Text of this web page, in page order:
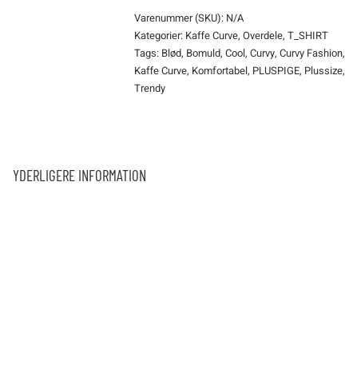
Varenummer (SKU): N/A
Kategorier: Kaffe Curve, Overdele, T_SHIRT
Tags: Blød, Bomuld, Cool, Curvy, Curvy Fashion,
Kaffe Curve, Komfortabel, PLUSPIGE, Plussize,
Trendy
YDERLIGERE INFORMATION